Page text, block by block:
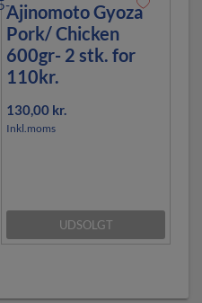
Ajinomoto Gyoza
Pork/ Chicken
600gr- 2 stk. for
110kr.
130,00 kr.
Inkl.moms
UDSOLGT